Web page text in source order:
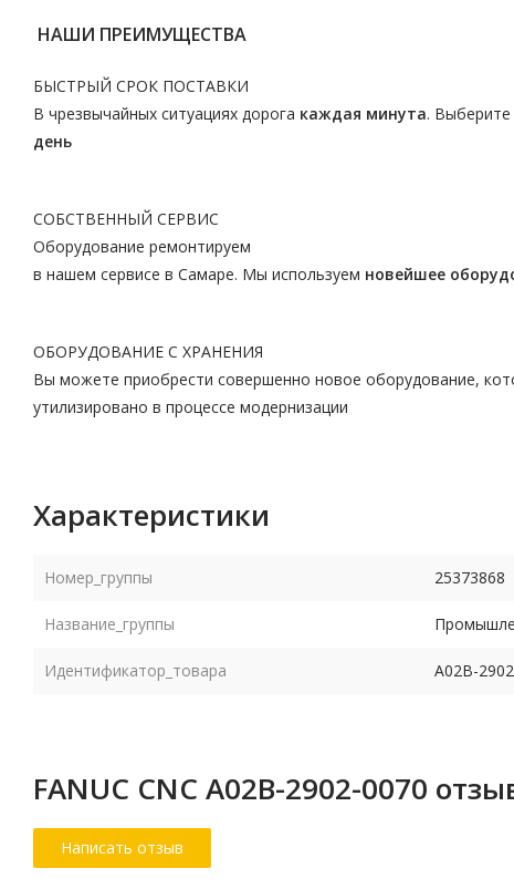
НАШИ ПРЕИМУЩЕСТВА
БЫСТРЫЙ СРОК ПОСТАВКИ
В чрезвычайных ситуациях дорога каждая минута.
день
СОБСТВЕННЫЙ СЕРВИС
Оборудование ремонтируем
в нашем сервисе в Самаре. Мы используем новейшее
ОБОРУДОВАНИЕ С ХРАНЕНИЯ
Вы можете приобрести совершенно новое оборудование,
утилизировано в процессе модернизации
Характеристики
Номер_группы 25373868
Название_группы
Идентификатор_товара A02B-
FANUC CNC A02B-2902-0070